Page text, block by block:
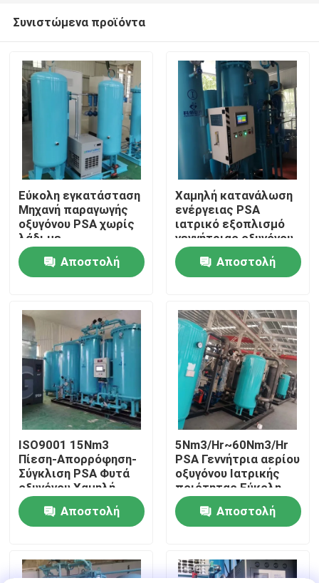
Σπίτι
Προϊόντα
Σχετικά με εμάς
Έλεγχος ποιότητας
Επικοινωνήστε μαζί μας
Ειδήσεις
Ζητήστε μια προσφορά
Παραγωγοί αζώτου PSA
Γεννήτρια αζώτου υψηλής αγνότητας
Συνιστώμενα προϊόντα
Εύκολη εγκατάσταση
Μηχανή παραγωγής
οξυγόνου PSA χωρίς
λάδι με
πιστοποιητικό ASME
Αποστολή
Χαμηλή κατανάλωση
ενέργειας PSA
ιατρικό εξοπλισμό
γεννήτριας οξυγόνου
ενεργειακή απόδοση
Αποστολή
ISO9001 15Nm3
Πίεση-Απορρόφηση-
Σύγκλιση PSA Φυτά
οξυγόνου Χαμηλή
συντήρηση
Αποστολή
5Nm3/Hr~60Nm3/Hr
PSA Γεννήτρια αερίου
οξυγόνου Ιατρικής
ποιότητας Εύκολη
συντήρηση
Αποστολή